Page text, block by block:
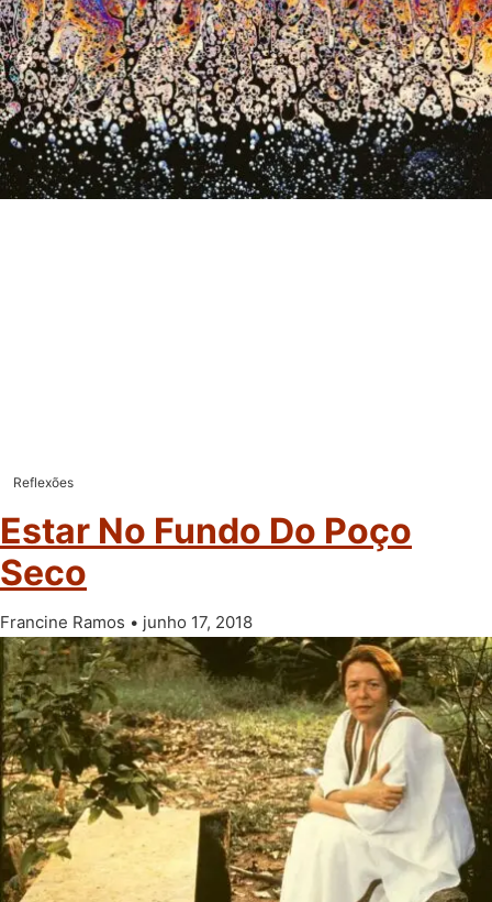
Reflexões
Estar No Fundo Do Poço
Seco
Francine Ramos junho 17, 2018